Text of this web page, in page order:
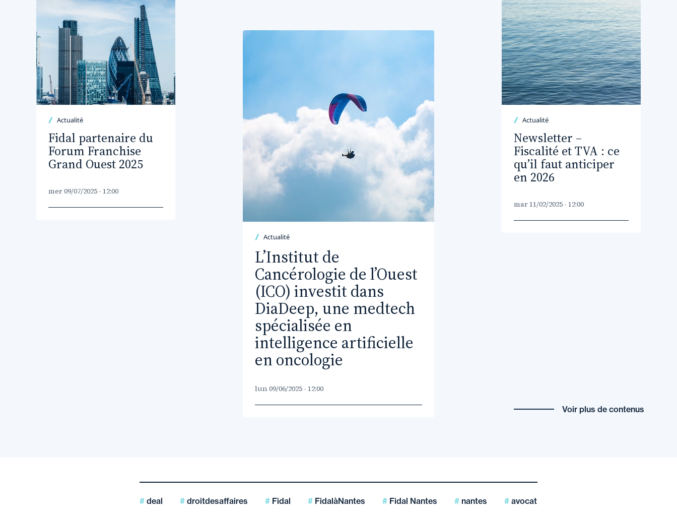
Actualité
Fidal partenaire du
Forum Franchise
Grand Ouest 2025
mer 09/07/2025 - 12:00
Actualité
L’Institut de
Cancérologie de l’Ouest
(ICO) investit dans
DiaDeep, une medtech
spécialisée en
intelligence artificielle
en oncologie
lun 09/06/2025 - 12:00
Actualité
Newsletter –
Fiscalité et TVA : ce
qu’il faut anticiper
en 2026
mar 11/02/2025 - 12:00
Voir plus de contenus
deal droitdesaffaires Fidal FidalàNantes Fidal Nantes nantes avocat